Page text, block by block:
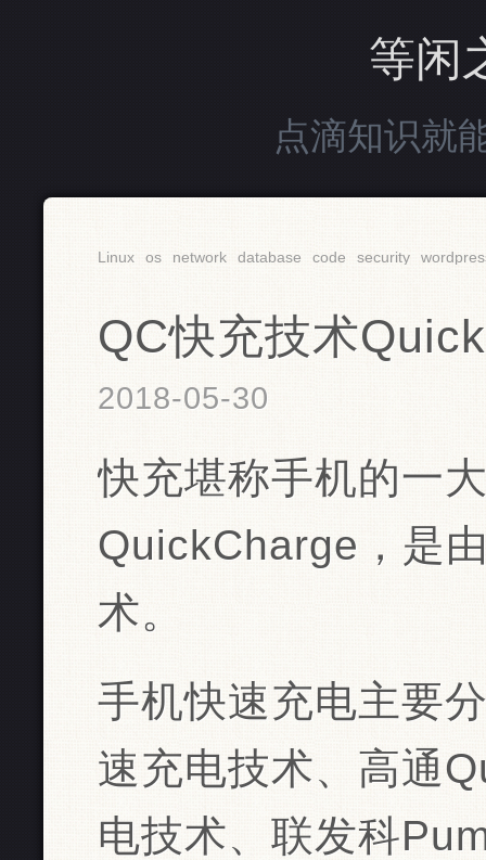
等闲
点滴知识就
Linux os network database code security
QC快充技术
2018-05-30
快充堪称手机的一
QuickCharge，是
术。
手机快速充电主要
速充电技术、高通
电技术、联发科